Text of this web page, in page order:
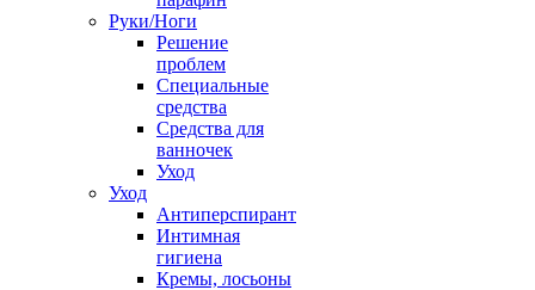
Руки/Ноги
Решение
проблем
Специальные
средства
Средства для
ванночек
Уход
Уход
Антиперспирант
Интимная
гигиена
Кремы, лосьоны